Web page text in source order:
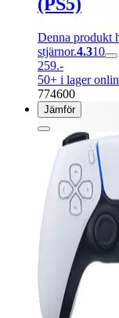
Denna produkt
stjärnor.4.310
259.-
50+ i lager
774600
Jämför